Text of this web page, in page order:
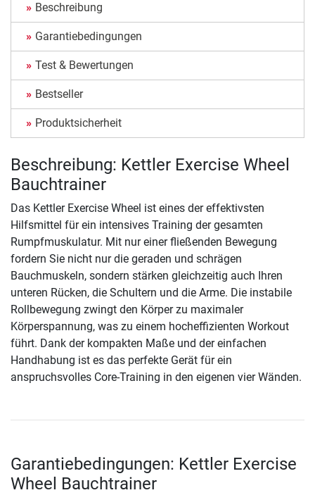
Beschreibung
Garantiebedingungen
Test & Bewertungen
Bestseller
Produktsicherheit
Beschreibung: Kettler Exercise Wheel
Bauchtrainer
Das Kettler Exercise Wheel ist eines der effektivsten
Hilfsmittel für ein intensives Training der gesamten
Rumpfmuskulatur. Mit nur einer fließenden Bewegung
fordern Sie nicht nur die geraden und schrägen
Bauchmuskeln, sondern stärken gleichzeitig auch Ihren
unteren Rücken, die Schultern und die Arme. Die instabile
Rollbewegung zwingt den Körper zu maximaler
Körperspannung, was zu einem hocheffizienten Workout
führt. Dank der kompakten Maße und der einfachen
Handhabung ist es das perfekte Gerät für ein
anspruchsvolles Core-Training in den eigenen vier Wänden.
Garantiebedingungen: Kettler Exercise
Wheel Bauchtrainer